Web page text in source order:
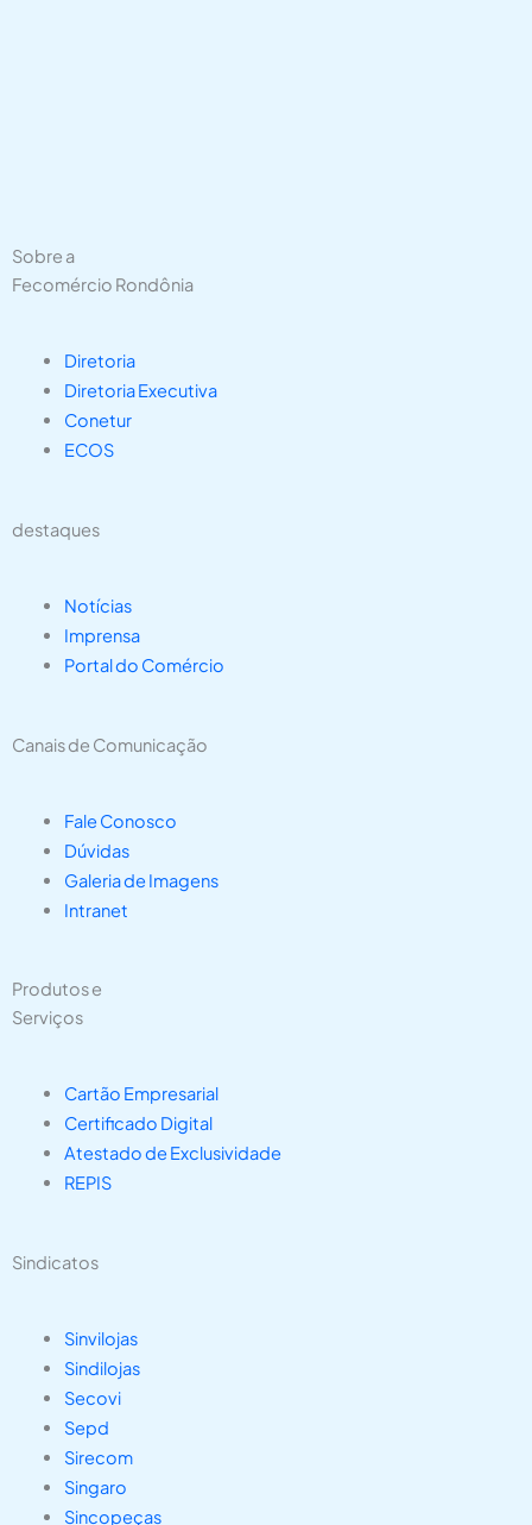
Sobre a
Fecomércio Rondônia
Diretoria
Diretoria Executiva
Conetur
ECOS
destaques
Notícias
Imprensa
Portal do Comércio
Canais de Comunicação
Fale Conosco
Dúvidas
Galeria de Imagens
Intranet
Produtos e
Serviços
Cartão Empresarial
Certificado Digital
Atestado de Exclusividade
REPIS
Sindicatos
Sinvilojas
Sindilojas
Secovi
Sepd
Sirecom
Singaro
Sincopeças